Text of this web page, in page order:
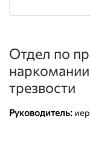
Отдел по
трезвости
Руководитель: